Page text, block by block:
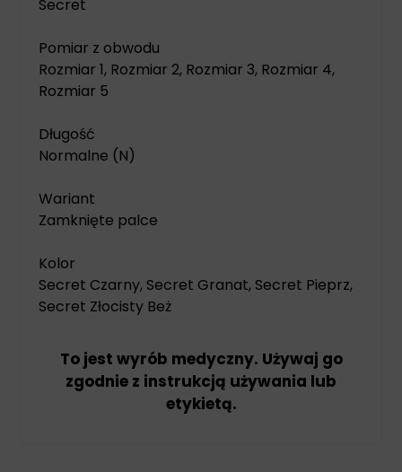
Secret
Pomiar z obwodu
Rozmiar 1, Rozmiar 2, Rozmiar 3, Rozmiar 4,
Rozmiar 5
Długość
Normalne (N)
Wariant
Zamknięte palce
Kolor
Secret Czarny, Secret Granat, Secret Pieprz,
Secret Złocisty Beż
To jest wyrób medyczny. Używaj go
zgodnie z instrukcją używania lub
etykietą.